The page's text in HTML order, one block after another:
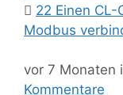
22 Einen
Modbus
vor 7 Monaten
Kommentare